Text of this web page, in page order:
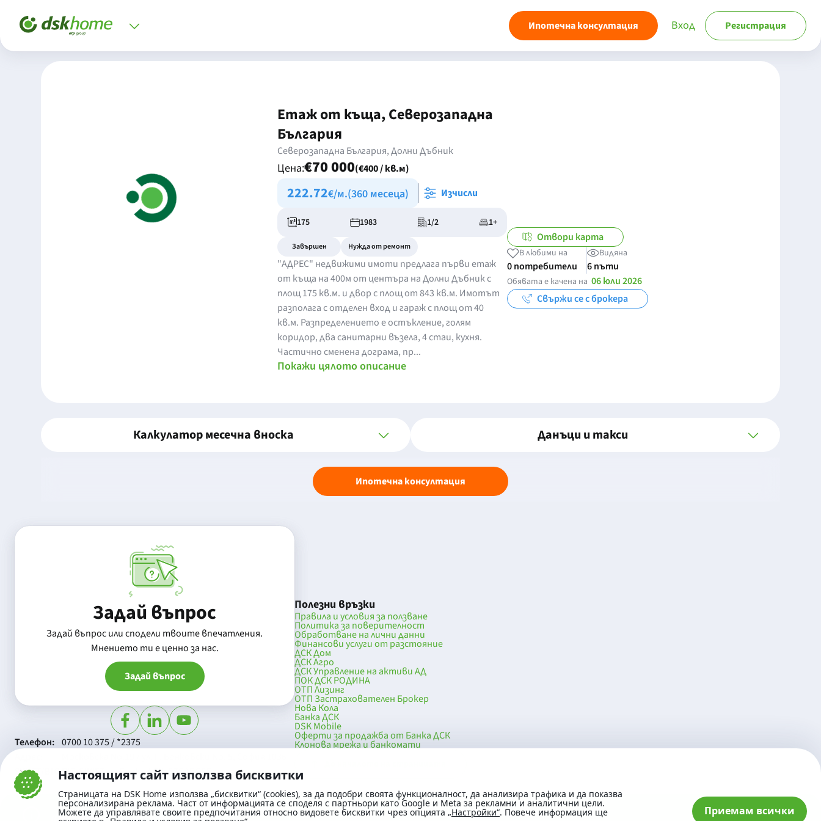
Настоящият сайт използва бисквитки
Страницата на DSK Home използва „бисквитки“ (cookies), за да подобри своята функционалност, да анализира трафика и да показва
персонализирана реклама. Част от информацията се споделя с партньори като Google и Meta за рекламни и аналитични цели.
Можете да управлявате своите предпочитания относно видовете бисквитки чрез опцията „Настройки“. Повече информация ще Приемам всички
Ипотечна консултация Вход Регистрация
Етаж от къща, Северозападна
България
Северозападна България, Долни Дъбник
Цена:€70 000(€400 / кв.м)
222.72€/м.(360 месеца) Изчисли
175 1983 1/2 1+
Завършен Нужда от ремонт
"АДРЕС" недвижими имоти предлага първи етаж
от къща на 400м от центъра на Долни Дъбник с
площ 175 кв.м. и двор с площ от 843 кв.м. Имотът
разполага с отделен вход и гараж с площ от 40
кв.м. Разпределението е остъкление, голям
коридор, два санитарни възела, 4 стаи, кухня.
Частично сменена дограма, пр...
Покажи цялото описание
Отвори карта
В любими на
0 потребители
Видяна
6 пъти
Обявата е качена на 06 юли 2026
Свържи се с брокера
Калкулатор месечна вноска Данъци и такси
Ипотечна консултация
Задай въпрос
Задай въпрос или сподели твоите впечатления.
Mнението ти е ценно за нас.
Задай въпрос
Телефон:
SWIFT/BIC:
0700 10 375 / *2375
BIC/SWIFT на Банка ДСК: STSABGSF
Полезни връзки
Правила и условия за ползване
Политика за поверителност
Обработване на лични данни
Финансови услуги от разстояние
ДСК Дом
ДСК Агро
ДСК Управление на активи АД
ПОК ДСК РОДИНА
ОТП Лизинг
ОТП Застрахователен Брокер
Нова Кола
Банка ДСК
DSK Mobile
Оферти за продажба от Банка ДСК
Клонова мрежа и банкомати